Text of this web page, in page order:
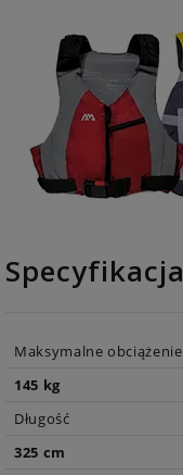
Specyfikacja
Maksymalne obciążenie
145 kg
Długość
325 cm